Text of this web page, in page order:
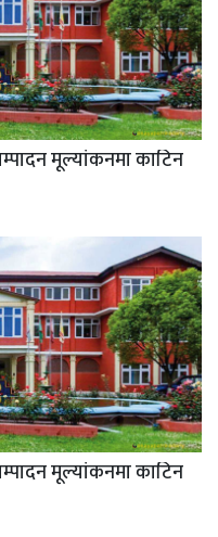
मूल्यांकनमा काटिन
मूल्यांकनमा काटिन